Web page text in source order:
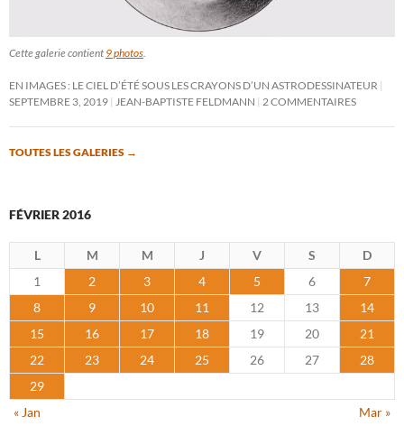
Cette galerie contient 9 photos.
EN IMAGES : LE CIEL D’ÉTÉ SOUS LES CRAYONS D’UN ASTRODESSINATEUR
SEPTEMBRE 3, 2019 JEAN-BAPTISTE FELDMANN 2 COMMENTAIRES
TOUTES LES GALERIES →
FÉVRIER 2016
L M M J V S
D
1
2 3 4 5 6
7
8
9 10 11 12 13
14
15
16 17 18 19 20
21
22
23 24 25 26 27
28
29
« Jan
Mar »